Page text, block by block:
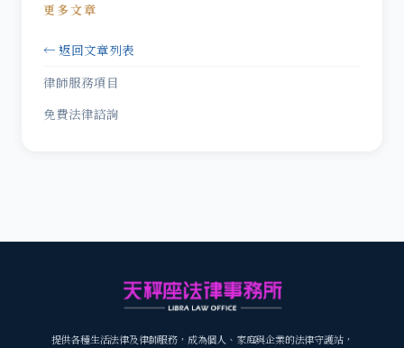
更多文章
← 返回文章列表
律師服務項目
免費法律諮詢
提供各種生活法律及律師服務，成為個人、家庭與企業的法律守護站，